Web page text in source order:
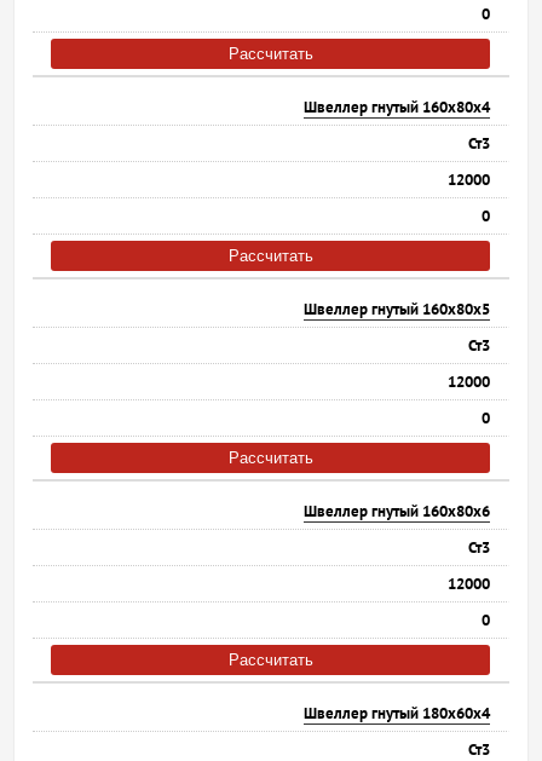
0
Рассчитать
Швеллер гнутый 160х80х4
Ст3
12000
0
Рассчитать
Швеллер гнутый 160х80х5
Ст3
12000
0
Рассчитать
Швеллер гнутый 160х80х6
Ст3
12000
0
Рассчитать
Швеллер гнутый 180х60х4
Ст3